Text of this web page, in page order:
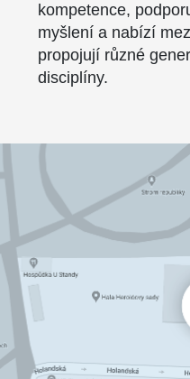
kompetence,
myšlení a nabízí
propojují různé
disciplíny.